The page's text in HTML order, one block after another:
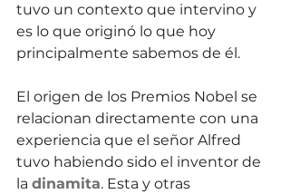
tuvo un contexto que intervino y
es lo que originó lo que hoy
principalmente sabemos de él.
El origen de los Premios Nobel se
relacionan directamente con una
experiencia que el señor Alfred
tuvo habiendo sido el inventor de
la dinamita. Esta y otras